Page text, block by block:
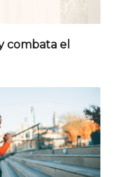
combata el